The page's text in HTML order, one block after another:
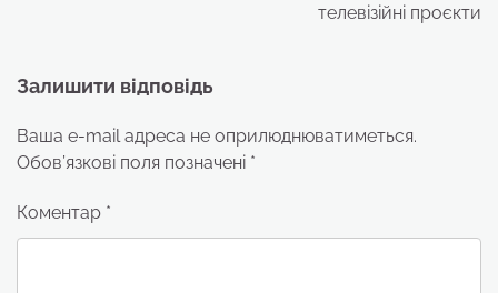
телевізійні проєкти
Залишити відповідь
Ваша e-mail адреса не оприлюднюватиметься.
Обов’язкові поля позначені *
Коментар *